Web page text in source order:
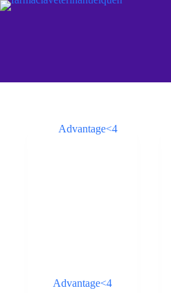
Advantage<4